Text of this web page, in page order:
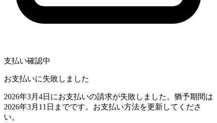
支払い確認中
お支払いに失敗しました
2026年3月4日にお支払いの請求が失敗しました。猶予期間は
2026年3月11日までです。お支払い方法を更新してくださ
い。